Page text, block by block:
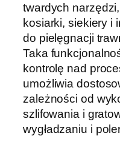
.
2
p
l
u
s
o
s
t
twardych
kosiarki, siekiery i
do pielęgnacji
Taka
kontrolę nad
umożliwia
zależności od
szlifowania i
wygładzaniu i